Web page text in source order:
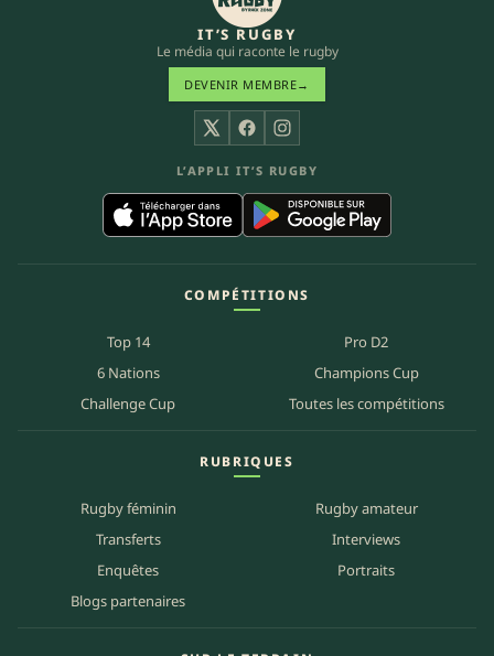
IT’S RUGBY
Le média qui raconte le rugby
DEVENIR MEMBRE→
X FacebookInstagram
L’APPLI IT’S RUGBY
COMPÉTITIONS
Top 14
Pro D2
6 Nations
Champions Cup
Challenge Cup
Toutes les compétitions
RUBRIQUES
Rugby féminin
Rugby amateur
Transferts
Interviews
Enquêtes
Portraits
Blogs partenaires